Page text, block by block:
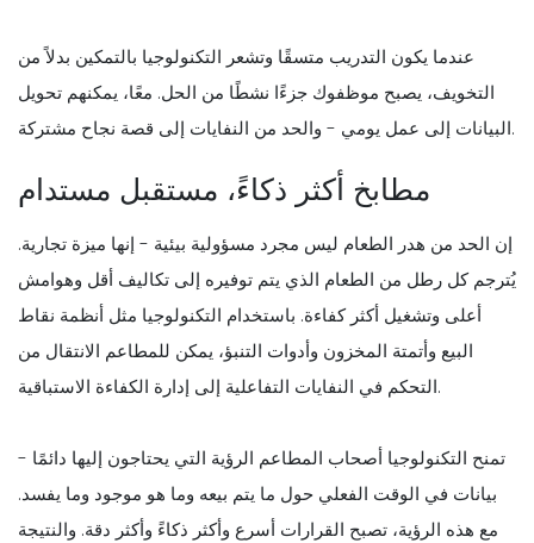
عندما يكون التدريب متسقًا وتشعر التكنولوجيا بالتمكين بدلاً من
التخويف، يصبح موظفوك جزءًا نشطًا من الحل. معًا، يمكنهم تحويل
البيانات إلى عمل يومي - والحد من النفايات إلى قصة نجاح مشتركة.
مطابخ أكثر ذكاءً، مستقبل مستدام
إن الحد من هدر الطعام ليس مجرد مسؤولية بيئية - إنها ميزة تجارية.
يُترجم كل رطل من الطعام الذي يتم توفيره إلى تكاليف أقل وهوامش
أعلى وتشغيل أكثر كفاءة. باستخدام التكنولوجيا مثل أنظمة نقاط
البيع وأتمتة المخزون وأدوات التنبؤ، يمكن للمطاعم الانتقال من
التحكم في النفايات التفاعلية إلى إدارة الكفاءة الاستباقية.
تمنح التكنولوجيا أصحاب المطاعم الرؤية التي يحتاجون إليها دائمًا -
بيانات في الوقت الفعلي حول ما يتم بيعه وما هو موجود وما يفسد.
مع هذه الرؤية، تصبح القرارات أسرع وأكثر ذكاءً وأكثر دقة. والنتيجة